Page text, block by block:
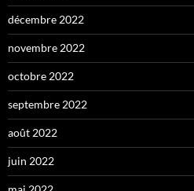
décembre 2022
novembre 2022
octobre 2022
septembre 2022
août 2022
juin 2022